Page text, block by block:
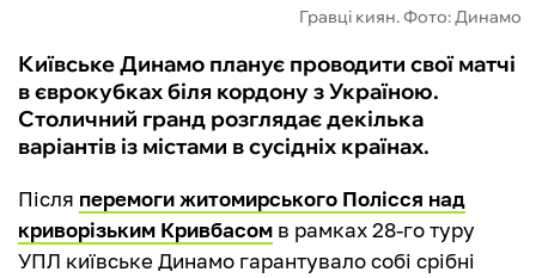
Гравці киян. Фото: Динамо
Київське Динамо планує проводити свої матчі
в єврокубках біля кордону з Україною.
Столичний гранд розглядає декілька
варіантів із містами в сусідніх країнах.
Після перемоги житомирського Полісся над
криворізьким Кривбасом в рамках 28-го туру
УПЛ київське Динамо гарантувало собі срібні